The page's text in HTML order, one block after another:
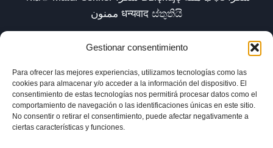
Gestionar consentimiento
Para ofrecer las mejores experiencias, utilizamos tecnologías como las
cookies para almacenar y/o acceder a la información del dispositivo. El
consentimiento de estas tecnologías nos permitirá procesar datos como el
comportamiento de navegación o las identificaciones únicas en este sitio.
No consentir o retirar el consentimiento, puede afectar negativamente a
ciertas características y funciones.
ممنون धन्यवाद ස්තුතියි
Inicio Biblioteca Parábolas TV
Comunidad
Esencia
Blog
Política de privacidad
Aviso legal
Política de cookies (UE)